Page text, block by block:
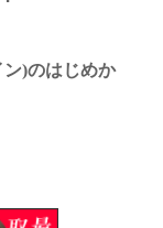
)のはじめか